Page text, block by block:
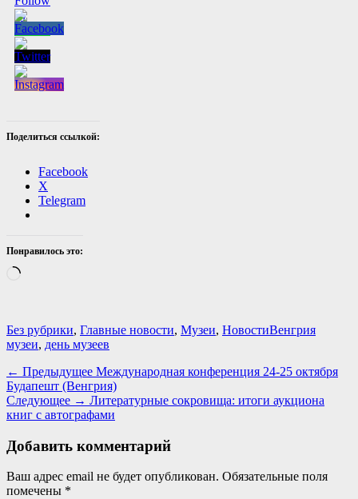
Поделиться ссылкой:
Facebook
X
Telegram
Понравилось это:
Загрузка…
Категории
Без рубрики, Главные новости, Музеи, НовостиТеги
Венгрия
музеи, день музеев
Навигация
по
записям
← Предыдущее Предыдущая
запись:
Международная конференция 24-25 октября
Будапешт (Венгрия)
Следующее → Следующая
запись:
Литературные сокровища: итоги аукциона
книг с автографами
Добавить комментарий
Ваш адрес email не будет опубликован. Обязательные поля
помечены *